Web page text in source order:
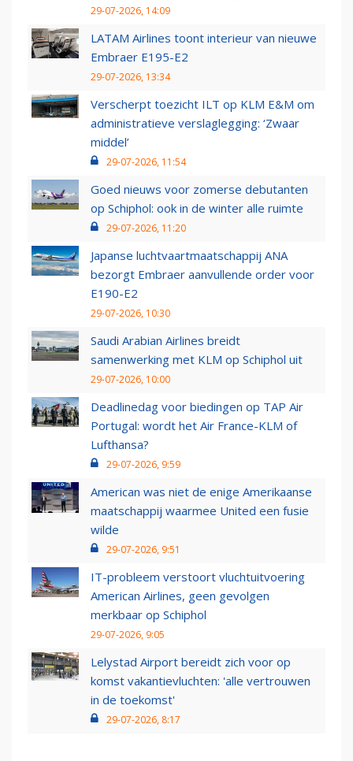
29-07-2026, 14:09
LATAM Airlines toont interieur van nieuwe
Embraer E195-E2
29-07-2026, 13:34
Verscherpt toezicht ILT op KLM E&M om
administratieve verslaglegging: ‘Zwaar
middel’
29-07-2026, 11:54
Goed nieuws voor zomerse debutanten
op Schiphol: ook in de winter alle ruimte
29-07-2026, 11:20
Japanse luchtvaartmaatschappij ANA
bezorgt Embraer aanvullende order voor
E190-E2
29-07-2026, 10:30
Saudi Arabian Airlines breidt
samenwerking met KLM op Schiphol uit
29-07-2026, 10:00
Deadlinedag voor biedingen op TAP Air
Portugal: wordt het Air France-KLM of
Lufthansa?
29-07-2026, 9:59
American was niet de enige Amerikaanse
maatschappij waarmee United een fusie
wilde
29-07-2026, 9:51
IT-probleem verstoort vluchtuitvoering
American Airlines, geen gevolgen
merkbaar op Schiphol
29-07-2026, 9:05
Lelystad Airport bereidt zich voor op
komst vakantievluchten: 'alle vertrouwen
in de toekomst'
29-07-2026, 8:17